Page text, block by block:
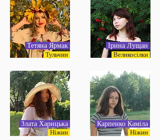
Тульчин
Тетяна Ярмак
Ніжин
Злата Харицька
Великосілки
Ірина Лущан
Ніжин
Карпенко Каміла